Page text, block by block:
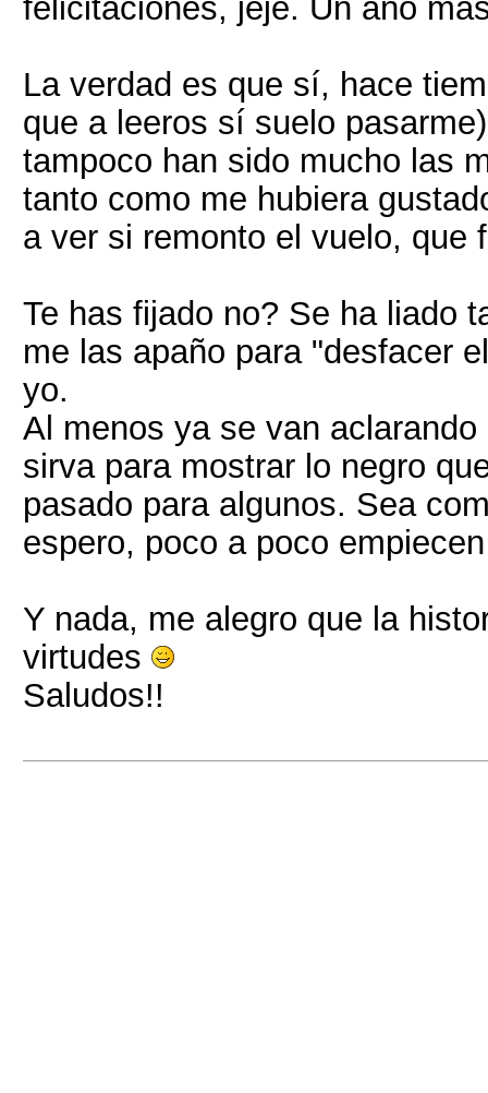
felicitaciones, jeje. Un año
La verdad es que sí, hace
que a leeros sí suelo
tampoco han sido mucho las
tanto como me hubiera
a ver si remonto el vuelo, que
Te has fijado no? Se ha liado
me las apaño para "desfacer
yo.
Al menos ya se van
sirva para mostrar lo negro
pasado para algunos. Sea
espero, poco a poco
Y nada, me alegro que la
virtudes
Saludos!!